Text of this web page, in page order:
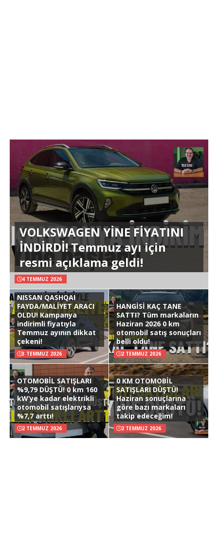
VOLKSWAGEN YİNE FİYATINI
İNDİRDİ! Temmuz ayı için
resmi açıklama geldi!
4 TEMMUZ 2026
NISSAN QASHQAI
FAYDA/MALİYET ARACI
OLDU! Kampanya
indirimli fiyatıyla
Temmuz ayının dikkat
çekeni!
3 TEMMUZ 2026
HANGİSİ KAÇ TANE
SATTI? Tüm markaların
Haziran 2026 0 km
otomobil satış sonuçları
belli oldu!
2 TEMMUZ 2026
OTOMOBİL SATIŞLARI
%9,79 DÜŞTÜ! 0 km 160
kW’ye kadar elektrikli
otomobil satışlarıysa
%7,7 arttı!
2 TEMMUZ 2026
0 KM OTOMOBİL
SATIŞLARI DÜŞTÜ!
Haziran sonuçlarına
göre bazı markaları
takip edeceğim!
2 TEMMUZ 2026